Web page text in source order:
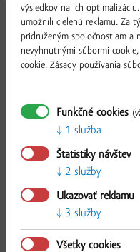
výsledkov na ich
umožnili cielenú reklamu. Za
pridruženým spoločnostiam a
nevyhnutnými súbormi
cookie. Zásady používania
Funkčné cookies
1 služba
Štatistiky návštev
2 služby
Ukazovať reklamu
3 služby
Všetky cookies